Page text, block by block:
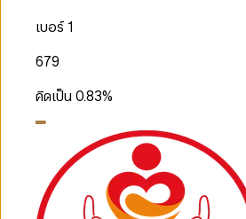
เบอร์ 1
679
คิดเป็น0.83%